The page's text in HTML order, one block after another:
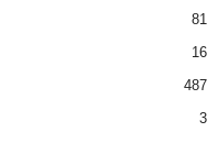
81
16
487
3